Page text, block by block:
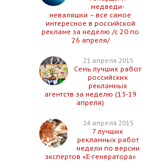
медведи-
неваляшки – все самое
интересное в российской
рекламе за неделю /с 20 по
26 апреля/
21 апреля 2015
Семь лучших работ
российских
рекламных
агентств за неделю (13-19
апреля)
14 апреля 2015
7 лучших
рекламных работ
недели по версии
экспертов «Е-генератора»